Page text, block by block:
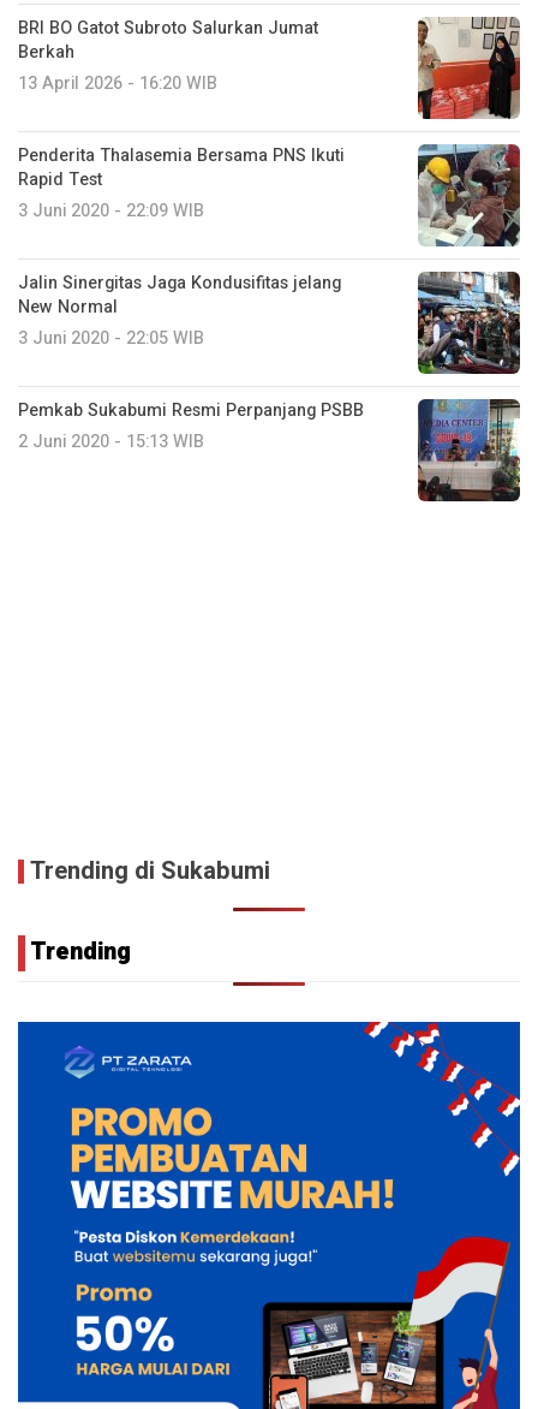
BRI BO Gatot Subroto Salurkan Jumat
Berkah
13 April 2026 - 16:20 WIB
Penderita Thalasemia Bersama PNS Ikuti
Rapid Test
3 Juni 2020 - 22:09 WIB
Jalin Sinergitas Jaga Kondusifitas jelang
New Normal
3 Juni 2020 - 22:05 WIB
Pemkab Sukabumi Resmi Perpanjang PSBB
2 Juni 2020 - 15:13 WIB
Trending di Sukabumi
Trending